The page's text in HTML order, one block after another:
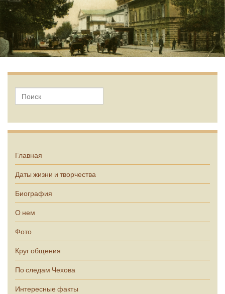
Главная
Даты жизни и творчества
Биография
О нем
Фото
Круг общения
По следам Чехова
Интересные факты